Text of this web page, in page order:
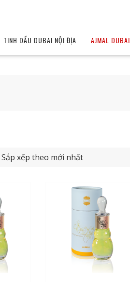
TINH DẦU DUBAI NỘI ĐỊA AJMAL DUBAI